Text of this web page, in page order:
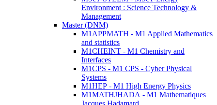
Environment : Science Technology &
Management
Master (DNM)
M1APPMATH - M1 Applied Mathematics
and statistics
M1CHEINT - M1 Chemistry and
Interfaces
M1CPS - M1 CPS - Cyber Physical
Systems
M1HEP - M1 High Energy Physics
M1MATHJHADA - M1 Mathematiques
Jacques Hadamard